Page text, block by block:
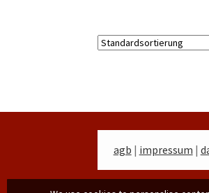
agb | impressum |